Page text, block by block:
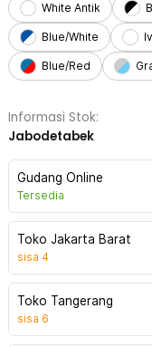
White Antik
Blue/White
Blue/Red
Informasi Stok:
Jabodetabek
Gudang Online
Tersedia
Toko Jakarta Barat
sisa 4
Toko Tangerang
sisa 6